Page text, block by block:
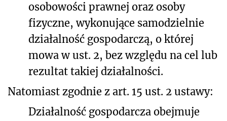
osobowości prawnej oraz osoby
fizyczne, wykonujące samodzielnie
działalność gospodarczą, o której
mowa w ust. 2, bez względu na cel lub
rezultat takiej działalności.
Natomiast zgodnie z art. 15 ust. 2 ustawy:
Działalność gospodarcza obejmuje